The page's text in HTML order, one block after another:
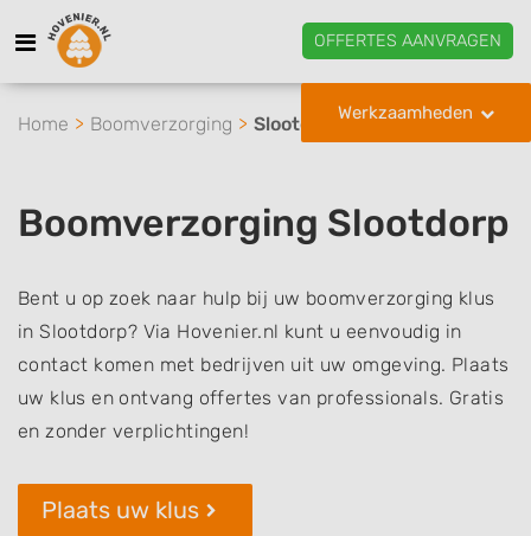
OFFERTES AANVRAGEN
Werkzaamheden
Home Boomverzorging Slootdorp
Boomverzorging Slootdorp
Bent u op zoek naar hulp bij uw boomverzorging klus
in Slootdorp? Via Hovenier.nl kunt u eenvoudig in
contact komen met bedrijven uit uw omgeving. Plaats
uw klus en ontvang offertes van professionals. Gratis
en zonder verplichtingen!
Plaats uw klus